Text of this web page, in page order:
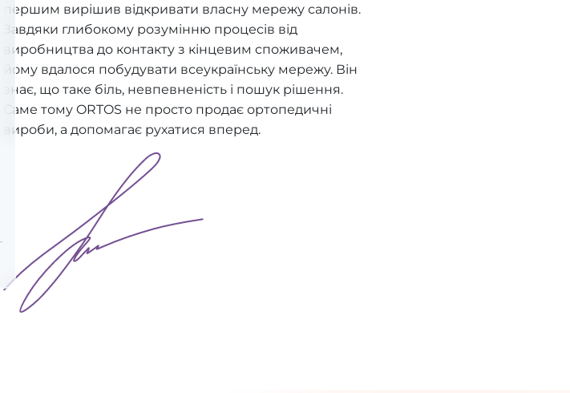
першим вирішив відкривати власну мережу салонів.
Завдяки глибокому розумінню процесів від
виробництва до контакту з кінцевим споживачем,
йому вдалося побудувати всеукраїнську мережу. Він
знає, що таке біль, невпевненість і пошук рішення.
Саме тому ORTOS не просто продає ортопедичні
вироби, а допомагає рухатися вперед.